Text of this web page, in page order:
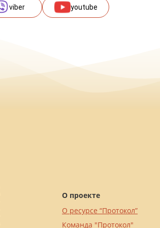
viber youtube
О проекте
О ресурсе “Протокол”
Команда "Протокол"